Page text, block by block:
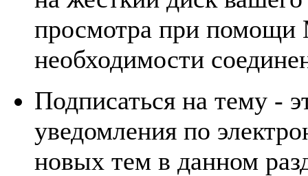
просмотра при помощи
необходимости
Подписаться на тему -
уведомления по
новых тем в данном